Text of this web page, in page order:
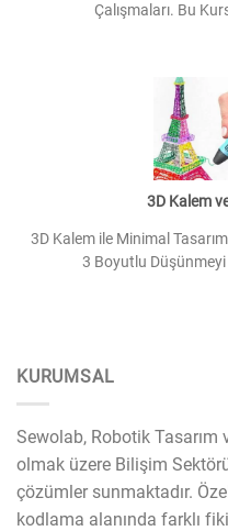
Çalışmaları. Bu
3D Kalem
3D Kalem ile Minimal
3 Boyutlu
KURUMSAL
Sewolab, Robotik
olmak üzere Bilişim
çözümler sunmaktadır.
kodlama alanında farklı